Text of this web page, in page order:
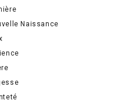
Naissance